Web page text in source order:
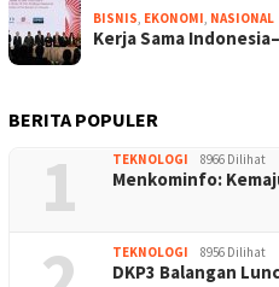
BISNIS, EKONOMI, NASIONAL
Kerja Sama
BERITA POPULER
1 TEKNOLOGI 8966 Dilihat
Menkominfo:
TEKNOLOGI 8956 Dilihat
DKP3 Balangan